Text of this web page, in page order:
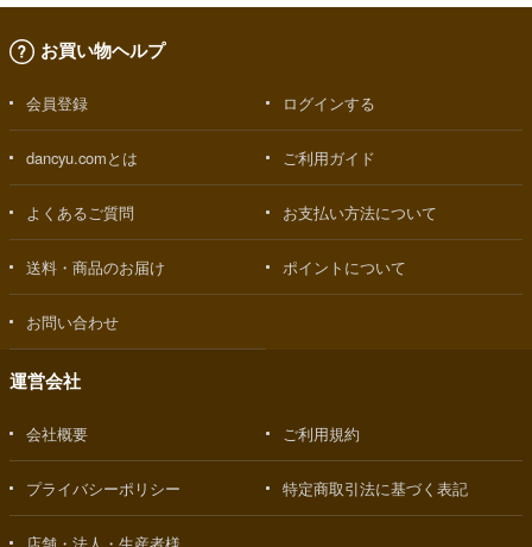
お買い物ヘルプ
会員登録 ログインする
dancyu.comとは ご利用ガイド
よくあるご質問 お支払い方法について
送料・商品のお届け ポイントについて
お問い合わせ
運営会社
会社概要 ご利用規約
プライバシーポリシー 特定商取引法に基づく表記
店舗・法人・生産者様